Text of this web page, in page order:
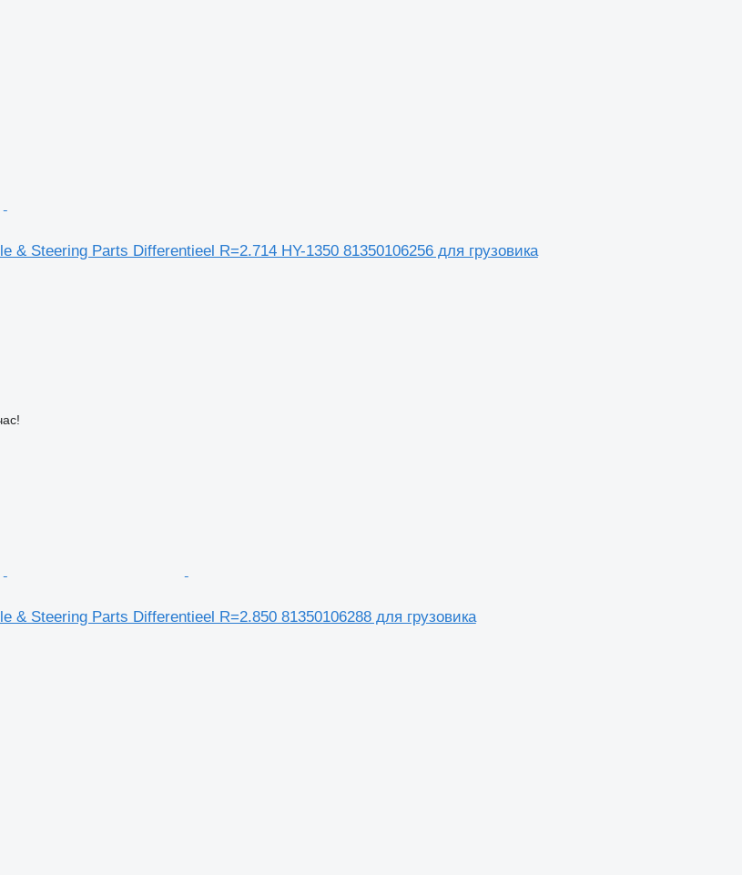
Steering Parts Differentieel R=2.714 HY-1350 81350106256 для грузовика
Steering Parts Differentieel R=2.850 81350106288 для грузовика